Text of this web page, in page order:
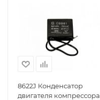
8622J Конденсатор
двигателя компрессора